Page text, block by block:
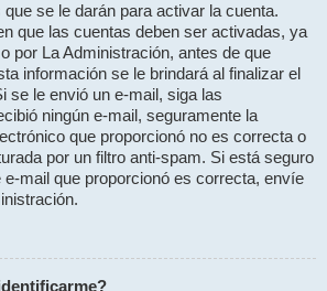
se le darán para activar la cuenta.
que las cuentas deben ser activadas, ya
por La Administración, antes de que
información se le brindará al finalizar el
se le envió un e-mail, siga las
ningún e-mail, seguramente la
que proporcionó no es correcta o
por un filtro anti-spam. Si está seguro
e-mail que proporcionó es correcta, envíe